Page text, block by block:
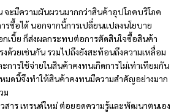
จะมีความผันผวนมากกว่าสินค้าอุปโภคบริโภค
รซื้อได้ นอกจากนี้การเปลี่ยนแปลงนโยบาย
กเบี้ย ก็ส่งผลกระทบต่อการตัดสินใจซื้อสินค้า
ด้วยเช่นกัน รวมไปถึงยังสะท้อนถึงความเหลื่อม
ะการใช้จ่ายในสินค้าคงทนเกิดการไม่เท่าเทียมกัน
มดนี้จึงทำให้สินค้าคงทนมีความสำคัญอย่างมาก
ม
สาร เทรนด์ใหม่ ต่อยอดความรู้และพัฒนาตนเอง